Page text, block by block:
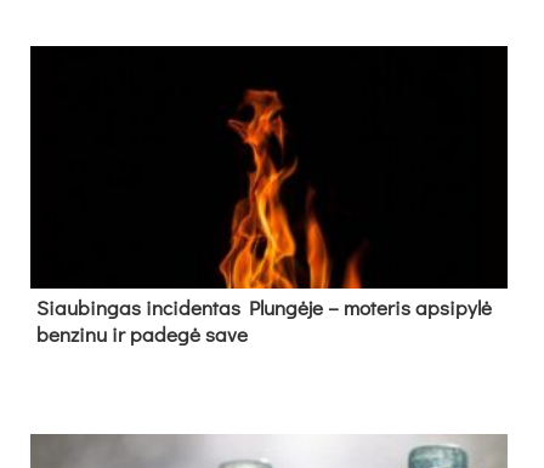
Siau­bin­gas in­ci­den­tas Plun­gė­je – mo­te­ris ap­si­py­lė
ben­zi­nu ir pa­de­gė sa­ve